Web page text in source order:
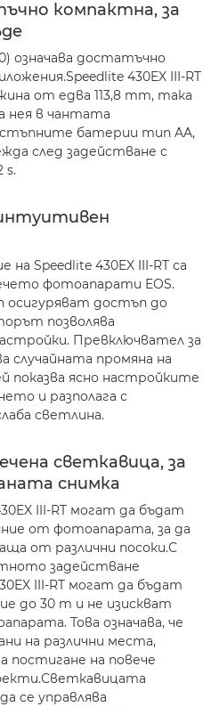
компактна, за
означава достатъчно
430EX III-RT
от едва 113,8 mm, така
нея в чантата
батерии тип AA,
след задействане с
s.
Speedlite 430EX III-RT са
фотоапарати EOS.
осигуряват достъп до
позволява
Превключвател за
случайната промяна на
показва ясно настройките
и разполага с
светлина.
светкавица, за
снимка
III-RT могат да бъдат
от фотоапарата, за да
от различни посоки.С
задействане
III-RT могат да бъдат
до 30 m и не изискват
Това означава, че
на различни места,
постигане на повече
се управлява